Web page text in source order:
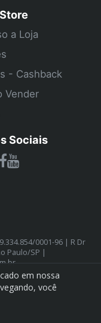
a Loja
- Cashback
Vender
Sociais
0001-96 | R Dr
Paulo/SP |
em nossa
você